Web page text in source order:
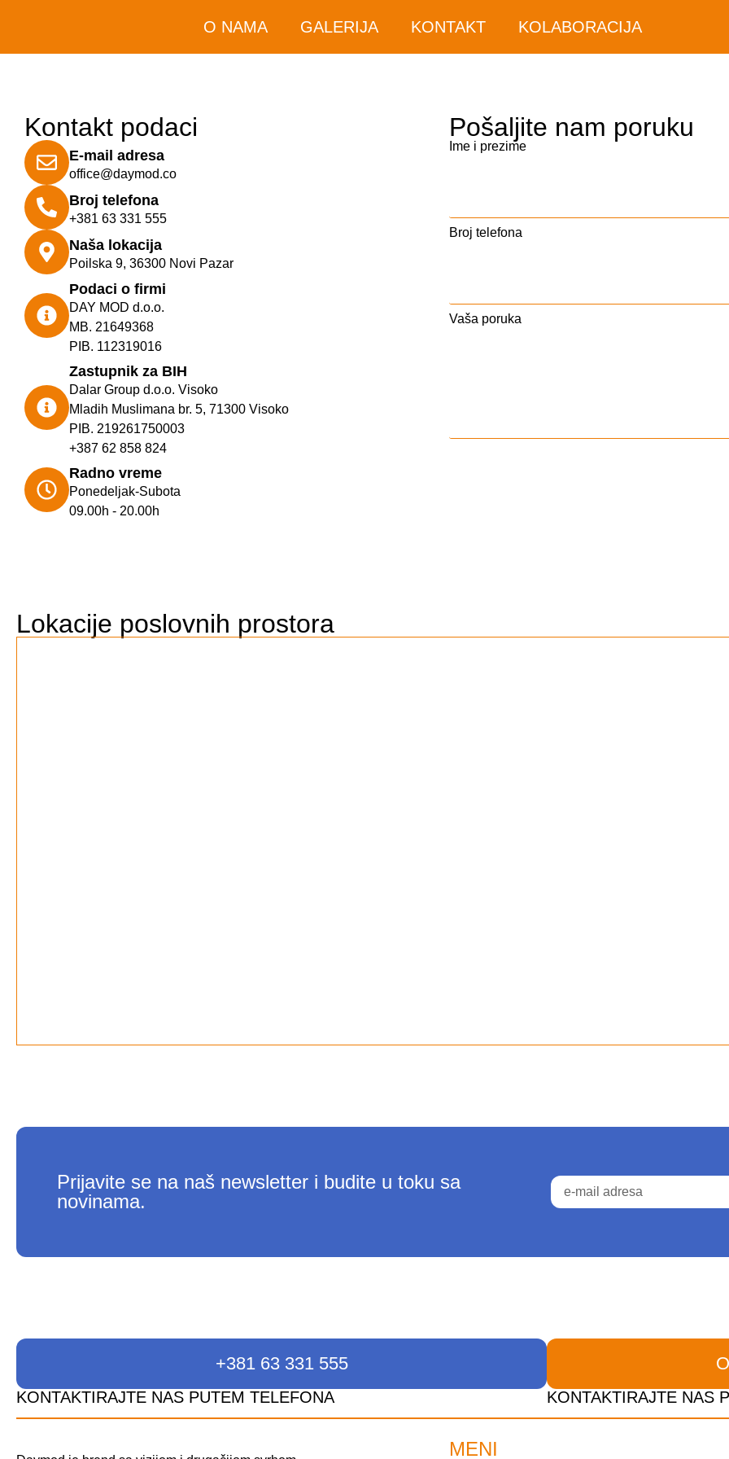
O NAMA GALERIJA KONTAKT KOLABORACIJA
Kontakt podaci
E-mail adresa
office@daymod.co
Broj telefona
+381 63 331 555
Naša lokacija
Poilska 9, 36300 Novi Pazar
Podaci o firmi
DAY MOD d.o.o.
MB. 21649368
PIB. 112319016
Zastupnik za BIH
Dalar Group d.o.o. Visoko
Mladih Muslimana br. 5, 71300 Visoko
PIB. 219261750003
+387 62 858 824
Radno vreme
Ponedeljak-Subota
09.00h - 20.00h
Pošaljite nam poruku
Ime i prezime
Broj telefona
Vaša poruka
Lokacije poslovnih prostora
Prijavite se na naš newsletter i budite u toku sa
novinama.
+381 63 331 555
KONTAKTIRAJTE NAS PUTEM TELEFONA KONTAKTIRAJTE NAS
MENI